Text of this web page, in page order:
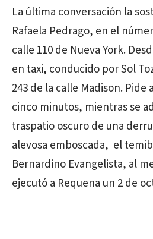
La última conversación la
Rafaela Pedrago, en el
calle 110 de Nueva York.
en taxi, conducido por Sol
243 de la calle Madison. Pide
cinco minutos, mientras se
traspatio oscuro de una
alevosa emboscada, el
Bernardino Evangelista, al
ejecutó a Requena un 2 de